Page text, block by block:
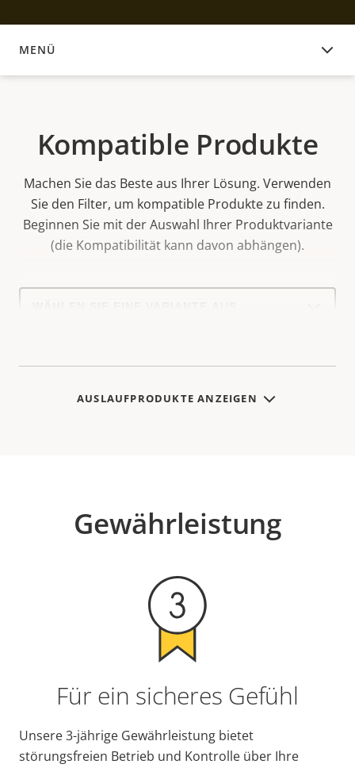
MENÜ
KOMPATIBLE PRODUKTE
Kompatible Produkte
Machen Sie das Beste aus Ihrer Lösung. Verwenden
Sie den Filter, um kompatible Produkte zu finden.
Beginnen Sie mit der Auswahl Ihrer Produktvariante
(die Kompatibilität kann davon abhängen).
Select
AUSLAUFPRODUKTE ANZEIGEN
Gewährleistung
Für ein sicheres Gefühl
Unsere 3-jährige Gewährleistung bietet
störungsfreien Betrieb und Kontrolle über Ihre